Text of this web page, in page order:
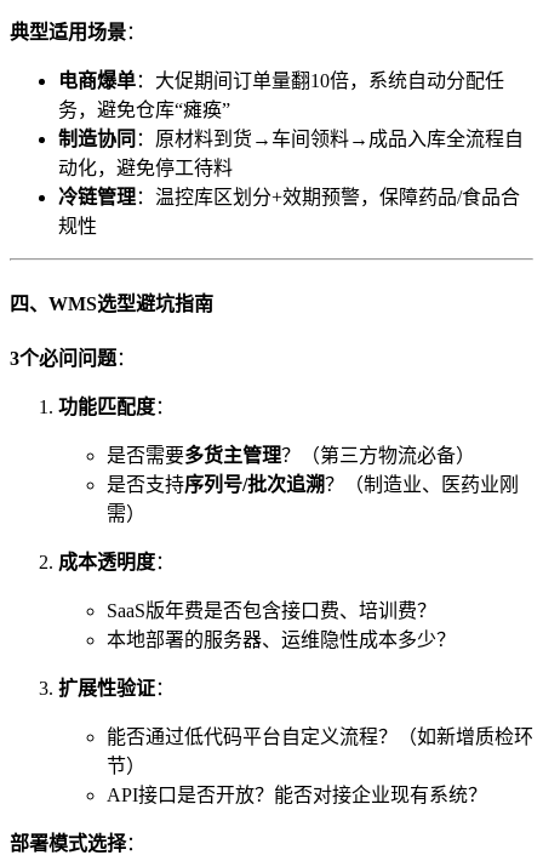
​典型适用场景​​：
​电商爆单​​：大促期间订单量翻10倍，系统自动分配任
务，避免仓库“瘫痪”
​制造协同​ ​：原材料到货→车间领料→成品入库全流程自
动化，避免停工待料
​冷链管理​​：温控库区划分+效期预警，保障药品/食品合
规性
​四、WMS选型避坑指南​
​3个必问问题​​：
​功能匹配度​​：
是否需要​​多货主管理​​？（第三方物流必备）
是否支持​​序列号/批次追溯​​？（制造业、医药业刚
需）
​成本透明度​​：
SaaS版年费是否包含接口费、培训费？
本地部署的服务器、运维隐性成本多少？
​扩展性验证​​：
能否通过低代码平台自定义流程？（如新增质检环
节）
API接口是否开放？能否对接企业现有系统？
​部署模式选择​​：